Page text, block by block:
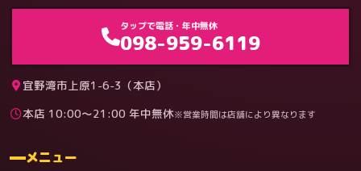
料金
タップで電話・年中無休
098-959-6119
宜野湾市上原1-6-3（本店）
本店 10:00〜21:00 年中無休※営業時間は店舗により異なります
メニュー